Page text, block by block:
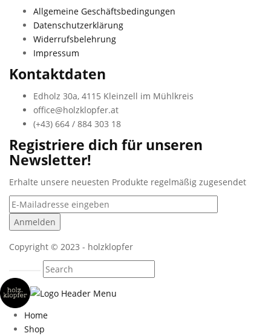
Allgemeine Geschäftsbedingungen
Datenschutzerklärung
Widerrufsbelehrung
Impressum
Kontaktdaten
Edholz 30a, 4115 Kleinzell im Mühlkreis
office@holzklopfer.at
(+43) 664 / 884 303 18
Registriere dich für unseren
Newsletter!
Erhalte unsere neuesten Produkte regelmäßig zugesendet
Copyright © 2023 - holzklopfer
Home
Shop